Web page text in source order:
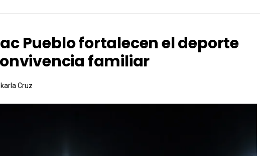
Pueblo fortalecen el deporte
familiar
karla Cruz